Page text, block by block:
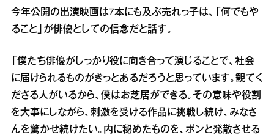
今年公開の出演映画は7本にも及ぶ売れっ子は、「何でもや
ること」が俳優としての信念だと話す。
「僕たち俳優がしっかり役に向き合って演じることで、社会
に届けられるものがきっとあるだろうと思っています。観てく
ださる人がいるから、僕はお芝居ができる。その意味や役割
を大事にしながら、刺激を受ける作品に挑戦し続け、みなさ
んを驚かせ続けたい。内に秘めたものを、ポンと発散させる